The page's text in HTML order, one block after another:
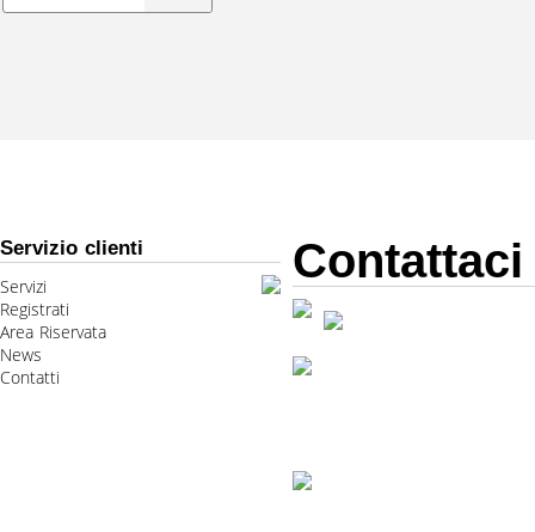
Servizio clienti
Servizi
Registrati
Area Riservata
News
Contatti
Contattaci